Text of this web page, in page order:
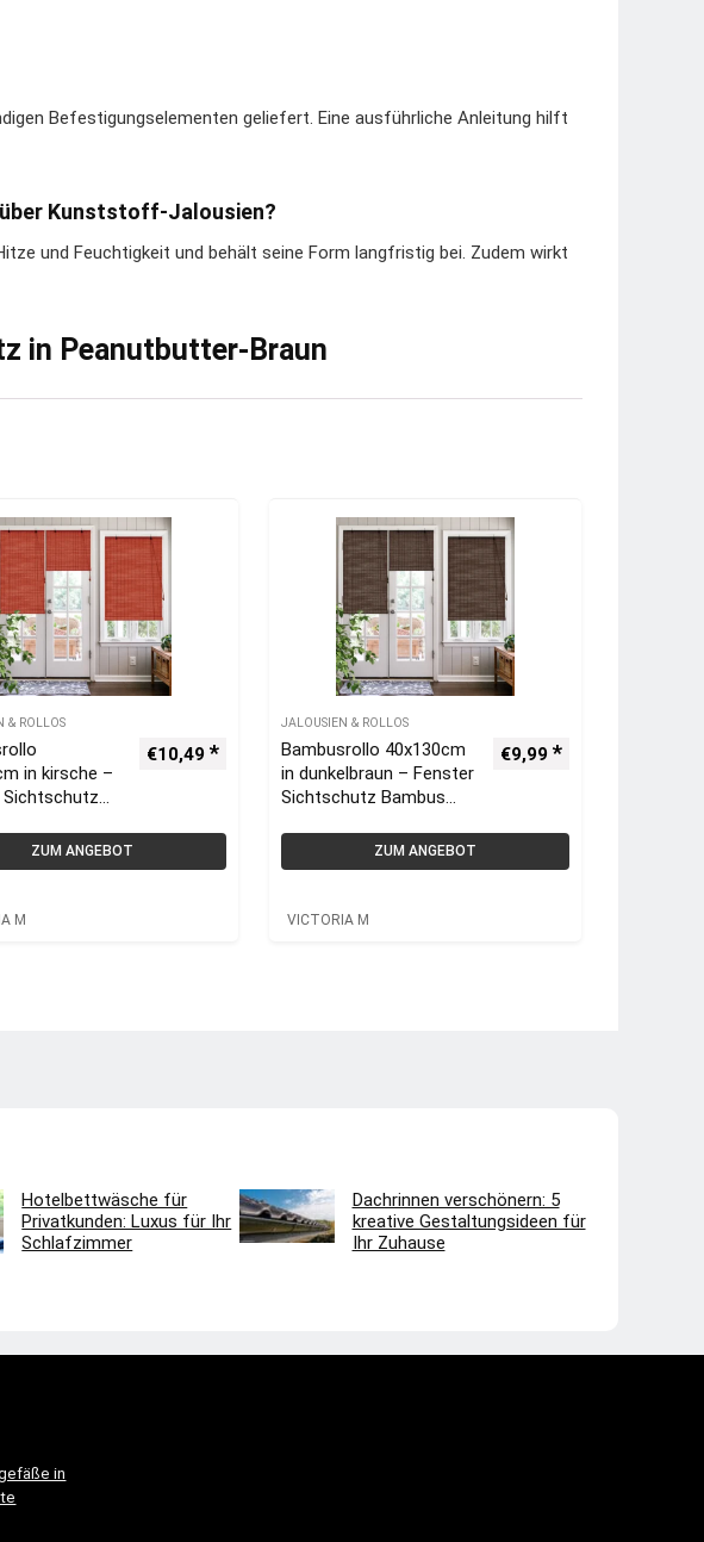
Befestigungselementen geliefert. Eine ausführliche Anleitung hilft
Kunststoff-Jalousien?
und Feuchtigkeit und behält seine Form langfristig bei. Zudem wirkt
in Peanutbutter-Braun
& ROLLOS
in kirsche –
M
€10,49
ZUM ANGEBOT
M
JALOUSIEN & ROLLOS
Bambusrollo 40x130cm
in dunkelbraun – Fenster
Sichtschutz Bambus
€9,99
ZUM ANGEBOT
VICTORIA M
Hotelbettwäsche für
Privatkunden: Luxus für Ihr
Schlafzimmer
Dachrinnen verschönern: 5
kreative Gestaltungsideen für
Ihr Zuhause
in